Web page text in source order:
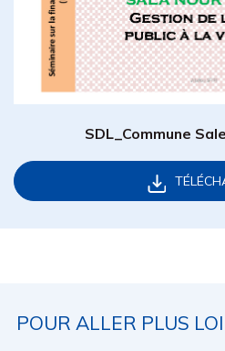
SDL_Commune
POUR ALLER PLUS